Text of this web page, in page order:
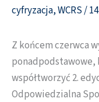
cyfryzacja,WCRS/
Z końcem czerwca
ponadpodstawowe,
współtworzyć 2.
Odpowiedzialna